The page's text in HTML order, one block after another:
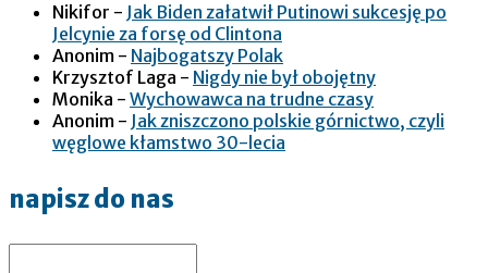
Nikifor - Jak Biden załatwił Putinowi sukcesję po
Jelcynie za forsę od Clintona
Anonim - Najbogatszy Polak
Krzysztof Laga - Nigdy nie był obojętny
Monika - Wychowawca na trudne czasy
Anonim - Jak zniszczono polskie górnictwo, czyli
węglowe kłamstwo 30-lecia
napisz do nas